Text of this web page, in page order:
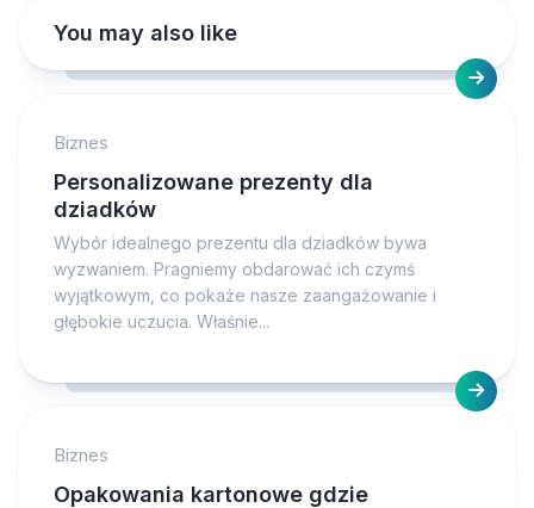
You may also like
Biznes
Personalizowane prezenty dla
dziadków
Wybór idealnego prezentu dla dziadków bywa
wyzwaniem. Pragniemy obdarować ich czymś
wyjątkowym, co pokaże nasze zaangażowanie i
głębokie uczucia. Właśnie...
Biznes
Opakowania kartonowe gdzie